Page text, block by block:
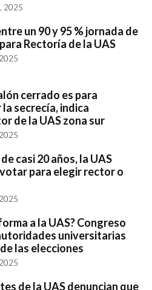
2025
un 90 y 95 % jornada de
Rectoría de la UAS
cerrado es para
secrecía, indica
de la UAS zona sur
casi 20 años, la UAS
para elegir rector o
a la UAS? Congreso
universitarias
las elecciones
de la UAS denuncian que